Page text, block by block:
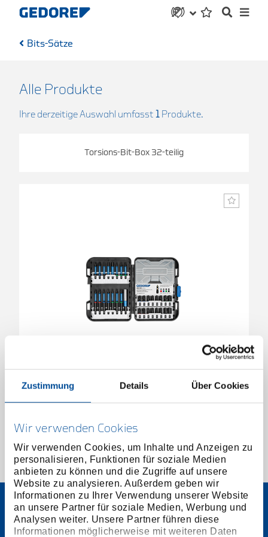
Zustimmung Details Über Cookies
Wir verwenden Cookies
Wir verwenden Cookies, um Inhalte und Anzeigen zu
personalisieren, Funktionen für soziale Medien
anbieten zu können und die Zugriffe auf unsere
Website zu analysieren. Außerdem geben wir
Informationen zu Ihrer Verwendung unserer Website
an unsere Partner für soziale Medien, Werbung und
Analysen weiter. Unsere Partner führen diese
Informationen möglicherweise mit weiteren Daten
Bits-Sätze
Alle Produkte
Ihre derzeitige Auswahl umfasst 1 Produkte.
Torsions-Bit-Box 32-teilig
Torsions-Bit-Box 32-teilig
3517470/ 666-032
Preis auf Anfrage
1 von 1